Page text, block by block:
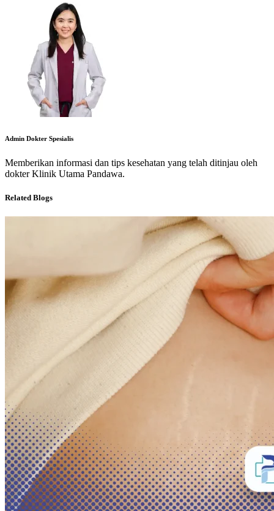
Admin Dokter Spesialis
Memberikan informasi dan tips kesehatan yang telah ditinjau oleh
dokter Klinik Utama Pandawa.
Related Blogs